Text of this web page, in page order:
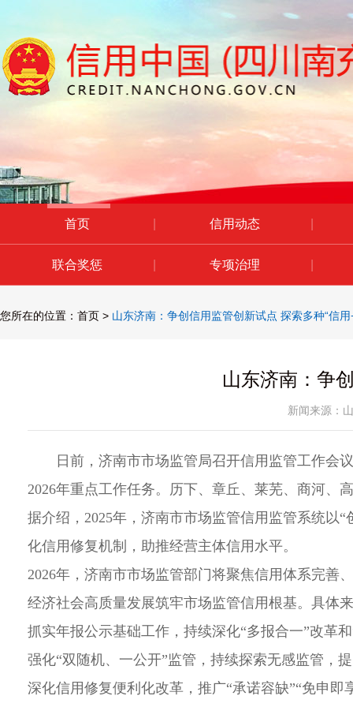
首页 信用动态
联合奖惩 专项治理
您所在的位置： 首页 > 山东济南：争创信用监管创新试点 探索多种“信用
山东济南：争
新闻来源：
日前，济南市市场监管局召开信用监管工作会
2026年重点工作任务。历下、章丘、莱芜、商河、
据介绍，2025年，济南市市场监管信用监管系统以
化信用修复机制，助推经营主体信用水平。
2026年，济南市市场监管部门将聚焦信用体系完善
经济社会高质量发展筑牢市场监管信用根基。具体
抓实年报公示基础工作，持续深化“多报合一”改革
强化“双随机、一公开”监管，持续探索无感监管，
深化信用修复便利化改革，推广“承诺容缺”“免申